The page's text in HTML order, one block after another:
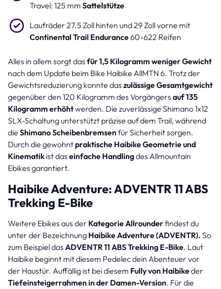
Travel: 125 mm Sattelstütze
Laufräder 27.5 Zoll hinten und 29 Zoll vorne mit
Continental Trail Endurance60-622 Reifen
Alles in allem sorgt das für 1,5 Kilogramm weniger Gewicht
nach dem Update beim Bike Haibike AllMTN 6. Trotz der
Gewichtsreduzierung konnte das zulässige Gesamtgewicht
gegenüber den 120 Kilogramm des Vorgängers auf 135
Kilogramm erhöhtwerden. Die zuverlässige Shimano 1x12
SLX-Schaltung unterstützt präzise auf dem Trail, während
die Shimano Scheibenbremsenfür Sicherheit sorgen.
Durch die gewohnt praktische Haibike Geometrie und
Kinematikist das einfache Handlingdes Allmountain
Ebikes garantiert.
Haibike Adventure: ADVENTR 11 ABS
Trekking E-Bike
Weitere Ebikes aus der Kategorie Allrounderfindest du
unter der Bezeichnung Haibike Adventure (ADVENTR). So
zum Beispiel das ADVENTR 11 ABS Trekking E-Bike. Laut
Haibike beginnt mit diesem Pedelec dein Abenteuer vor
der Haustür. Auffällig ist bei diesem Fully von Haibikeder
Tiefeinsteigerrahmen in der Damen-Version. Für die